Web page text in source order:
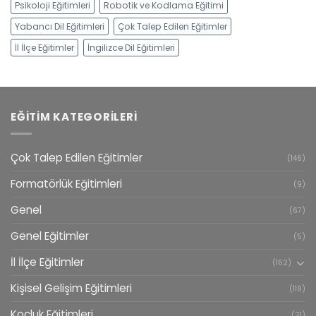
Psikoloji Eğitimleri
Robotik ve Kodlama Eğitimi
Yabancı Dil Eğitimleri
Çok Talep Edilen Eğitimler
İl İlçe Eğitimler
İngilizce Dil Eğitimleri
EĞITIM KATEGORILERI
Çok Talep Edilen Eğitimler (146)
Formatörlük Eğitimleri (9)
Genel (67)
Genel Eğitimler (5)
İl İlçe Eğitimler (162)
Kişisel Gelişim Eğitimleri (118)